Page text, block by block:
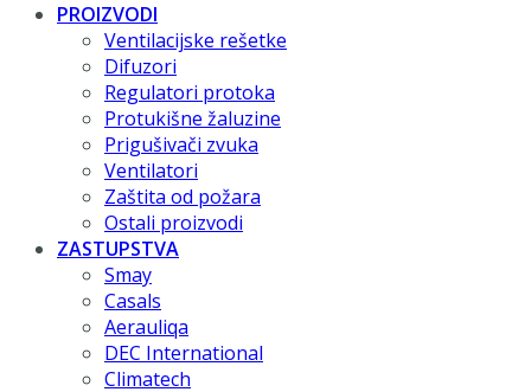
PROIZVODI
Ventilacijske rešetke
Difuzori
Regulatori protoka
Protukišne žaluzine
Prigušivači zvuka
Ventilatori
Zaštita od požara
Ostali proizvodi
ZASTUPSTVA
Smay
Casals
Aerauliqa
DEC International
Climatech